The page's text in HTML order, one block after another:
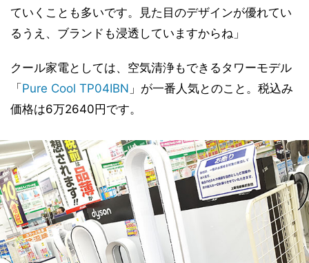
ていくことも多いです。見た目のデザインが優れてい
るうえ、ブランドも浸透していますからね」
クール家電としては、空気清浄もできるタワーモデル
「 Pure Cool TP04IBN 」が一番人気とのこと。税込み
価格は6万2640円です。